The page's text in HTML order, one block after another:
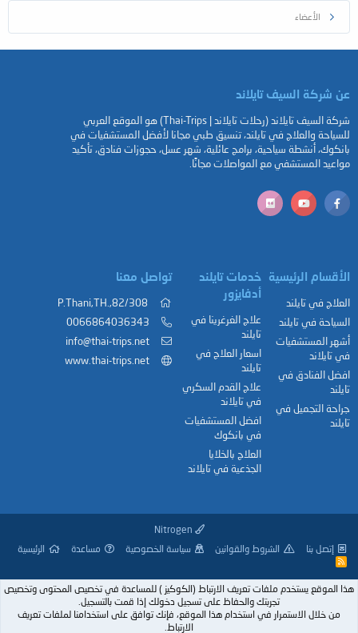
الأعضاء
عن شركة السيف تايلاند
شركة السيف تايلاند (رحلات تايلاند | Thai-Trips) هو الموقع العربي
للسياحة والعلاج في تايلند، تنسيق طبي مجانا لأفضل المستشفيات في
بانكوك، أنشطة سياحية، برامج عائلية، شهر عسل، حجوزات فنادق، تأكيد
مواعيد المستشفي مع المواصلات مجانًا.
الأقسام الرئيسية
العلاج في تايلند
السياحة في تايلند
أشهر المستشفيات
في تايلاند
افضل الفنادق في
تايلند
جراحة التجميل في
تايلند
خدمات تايلند
أدفايزور
علاج الغرغرينا في
تايلند
اسعار العلاج في
تايلند
علاج القدم السكري
في تايلاند
افضل المستشفيات
في بانكوك
العلاج بالخلايا
الجذعية في تايلاند
تواصل معنا
82/308,.P.Thani,TH
0066864036343
info@thai-trips.net
www.thai-trips.net
إتصل بنا
الشروط والقوانين سياسة الخصوصية مساعدة الرئيسية
R
S
هذا الموقع يستخدم ملفات تعريف الارتباط (الكوكيز ) للمساعدة في تخصيص المحتوى وتخصيص
تجربتك والحفاظ على تسجيل دخولك إذا قمت بالتسجيل.
من خلال الاستمرار في استخدام هذا الموقع، فإنك توافق على استخدامنا لملفات تعريف
الارتباط.